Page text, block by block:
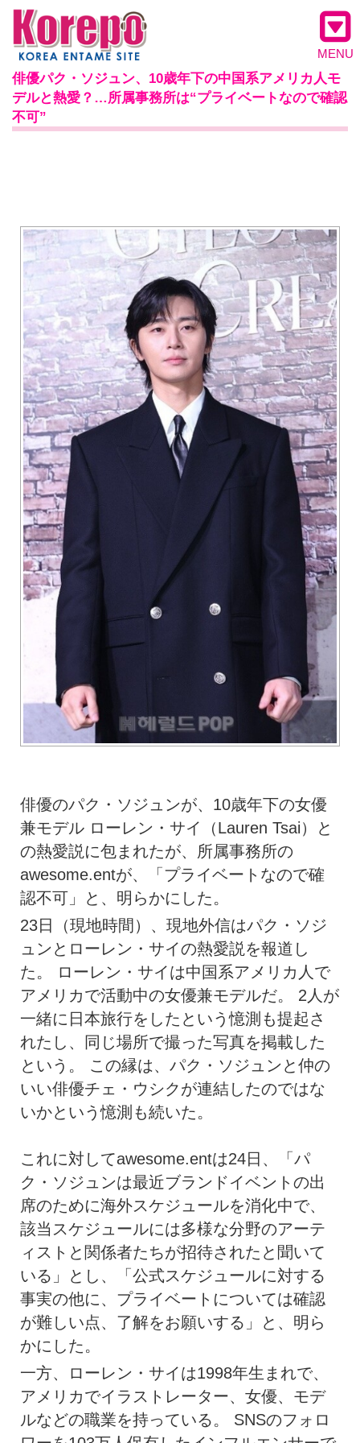
MENU
俳優パク・ソジュン、10歳年下の中国系アメリカ人モ
デルと熱愛？…所属事務所は“プライベートなので確認
不可”
俳優のパク・ソジュンが、10歳年下の女優
兼モデル ローレン・サイ（Lauren Tsai）と
の熱愛説に包まれたが、所属事務所の
awesome.entが、「プライベートなので確
認不可」と、明らかにした。
23日（現地時間）、現地外信はパク・ソジ
ュンとローレン・サイの熱愛説を報道し
た。 ローレン・サイは中国系アメリカ人で
アメリカで活動中の女優兼モデルだ。 2人が
一緒に日本旅行をしたという憶測も提起さ
れたし、同じ場所で撮った写真を掲載した
という。 この縁は、パク・ソジュンと仲の
いい俳優チェ・ウシクが連結したのではな
いかという憶測も続いた。
これに対してawesome.entは24日、「パ
ク・ソジュンは最近ブランドイベントの出
席のために海外スケジュールを消化中で、
該当スケジュールには多様な分野のアーテ
ィストと関係者たちが招待されたと聞いて
いる」とし、「公式スケジュールに対する
事実の他に、プライベートについては確認
が難しい点、了解をお願いする」と、明ら
かにした。
一方、ローレン・サイは1998年生まれで、
アメリカでイラストレーター、女優、モデ
ルなどの職業を持っている。 SNSのフォロ